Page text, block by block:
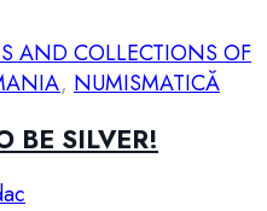
AND COLLECTIONS OF
, NUMISMATICĂ
BE SILVER!